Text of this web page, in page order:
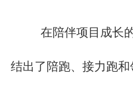
在陪伴项目成长
结出了陪跑、接力跑和